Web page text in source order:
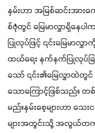
နှမ်းဟာ အမြစ်ဆင်းအား
စ်ဇုံတွင် မြေမာလွှာရှိနေ
ပြုလုပ်ဖြင့် ၎င်းမြေမာလွှာ
ထယ်ရေး နက်နက်ပြုလုပ်ခြ
သော် ၎င်း၏မြေလွှာထဲတွ
သောကြောင့်ဖြစ်သည်။ တ
မည်။နှမ်းစေ့များဟာ သေ
များအတွင်းသို့ အလွယ်တကူ